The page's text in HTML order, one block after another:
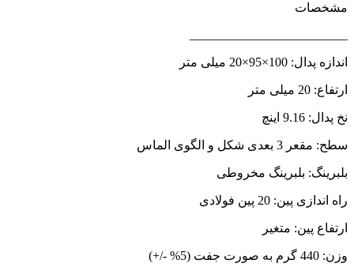
مشخصات
اندازه پدال: 100×95×20 میلی متر
ارتفاع: 20 میلی متر
نخ پدال: 9.16 اینچ
سطح: مقعر 3 بعدی شکل و الگوی الماس
بلبرینگ: بلبرینگ مخروطی
راه اندازی پین: 20 پین فولادی
ارتفاع پین: متغیر
وزن: 440 گرم به صورت جفت (5% -/+)